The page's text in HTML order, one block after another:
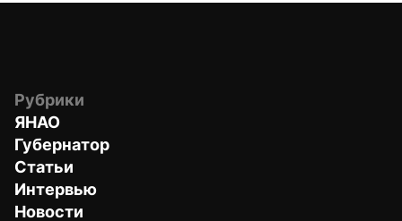
Рубрики
ЯНАО
Губернатор
Статьи
Интервью
Новости